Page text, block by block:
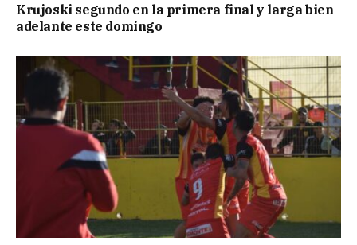
Krujoski segundo en la primera final y larga bien
adelante este domingo